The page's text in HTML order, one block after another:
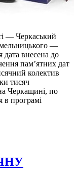
— Черкаський
—
дата внесена до
пам’ятних дат
колектив
тисяч
Черкащині, по
в програмі
ЧНУ